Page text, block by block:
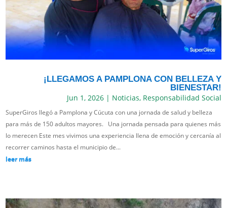
¡LLEGAMOS A PAMPLONA CON BELLEZA Y
BIENESTAR!
Jun 1, 2026| Noticias, Responsabilidad Social
SuperGiros llegó a Pamplona y Cúcuta con una jornada de salud y belleza
para más de 150 adultos mayores. Una jornada pensada para quienes más
lo merecen Este mes vivimos una experiencia llena de emoción y cercanía al
recorrer caminos hasta el municipio de...
leer más